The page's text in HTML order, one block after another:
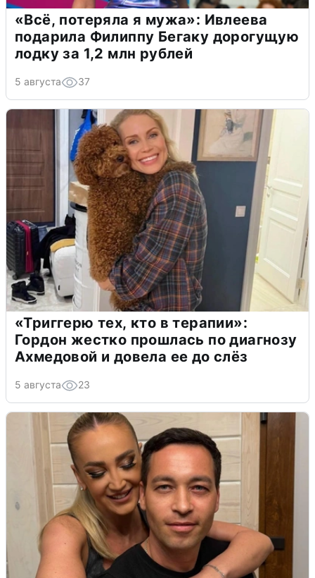
«Всё, потеряла я мужа»: Ивлеева
подарила Филиппу Бегаку дорогущую
лодку за 1,2 млн рублей
5 августа 37
«Триггерю тех, кто в терапии»:
Гордон жестко прошлась по диагнозу
Ахмедовой и довела ее до слёз
5 августа 23